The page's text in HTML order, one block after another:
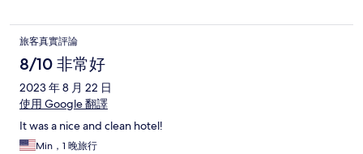
旅客真實評論
8/10 非常好
2023 年 8 月 22 日
使用 Google 翻譯
It was a nice and clean hotel!
Min，1 晚旅行